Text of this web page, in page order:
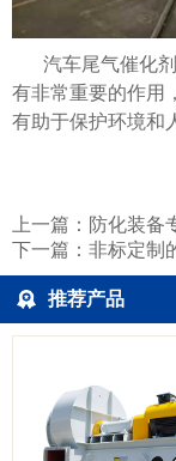
汽车尾气催化
有非常重要的作用
有助于保护环境和
上一篇： 防化装备
下一篇： 非标定制
推荐产品